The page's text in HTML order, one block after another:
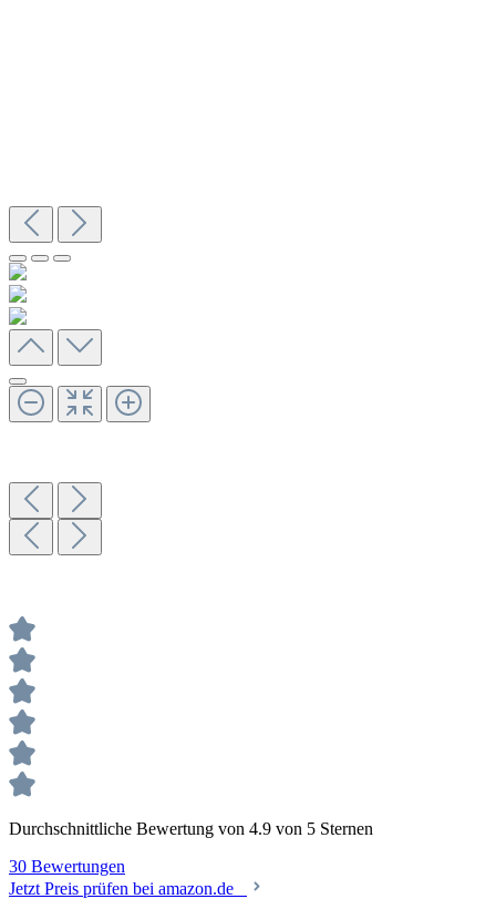
Durchschnittliche Bewertung von 4.9 von 5 Sternen
30 Bewertungen
Jetzt Preis prüfen bei amazon.de